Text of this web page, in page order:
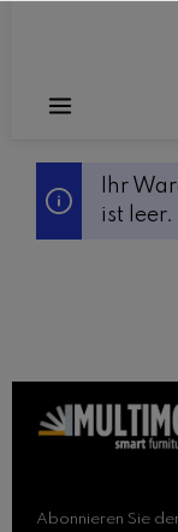
Ihr
ist leer.
Abonnieren Sie